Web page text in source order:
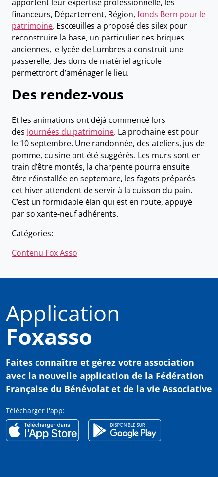
apportent leur expertise professionnelle, les
financeurs, Département, Région, fonds Bern pour le
patrimoine. Escœuilles a proposé des silex pour
reconstruire la base, un particulier des briques
anciennes, le lycée de Lumbres a construit une
passerelle, des dons de matériel agricole
permettront d’aménager le lieu.
Des rendez-vous
Et les animations ont déjà commencé lors
des Journées du patrimoine. La prochaine est pour
le 10 septembre. Une randonnée, des ateliers, jus de
pomme, cuisine ont été suggérés. Les murs sont en
train d’être montés, la charpente pourra ensuite
être réinstallée en septembre, les fagots préparés
cet hiver attendent de servir à la cuisson du pain.
C’est un formidable élan qui est en route, appuyé
par soixante-neuf adhérents.
Catégories:
Contenu Fox Asso
Application
Foxasso
Faites connaître et gérez votre association
avec la nouvelle application de la Fédération
Française du Bénévolat et de la vie Associative
Télécharger l'app: